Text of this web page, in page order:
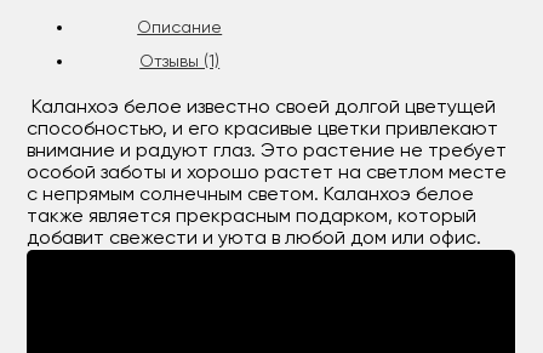
Описание
Отзывы (1)
Каланхоэ белое известно своей долгой цветущей
способностью, и его красивые цветки привлекают
внимание и радуют глаз. Это растение не требует
особой заботы и хорошо растет на светлом месте
с непрямым солнечным светом. Каланхоэ белое
также является прекрасным подарком, который
добавит свежести и уюта в любой дом или офис.